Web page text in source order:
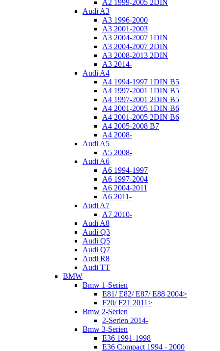
A2 1999-2005 2DIN
Audi A3
A3 1996-2000
A3 2001-2003
A3 2004-2007 1DIN
A3 2004-2007 2DIN
A3 2008-2013 2DIN
A3 2014-
Audi A4
A4 1994-1997 1DIN B5
A4 1997-2001 1DIN B5
A4 1997-2001 2DIN B5
A4 2001-2005 1DIN B6
A4 2001-2005 2DIN B6
A4 2005-2008 B7
A4 2008-
Audi A5
A5 2008-
Audi A6
A6 1994-1997
A6 1997-2004
A6 2004-2011
A6 2011-
Audi A7
A7 2010-
Audi A8
Audi Q3
Audi Q5
Audi Q7
Audi R8
Audi TT
BMW
Bmw 1-Serien
E81/ E82/ E87/ E88 2004>
F20/ F21 2011>
Bmw 2-Serien
2-Serien 2014-
Bmw 3-Serien
E36 1991-1998
E36 Compact 1994 - 2000